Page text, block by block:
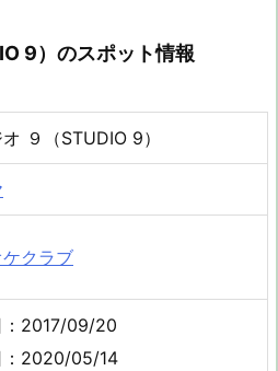
9）のスポット情報
９（STUDIO 9）
クラブ
：2017/09/20
：2020/05/14